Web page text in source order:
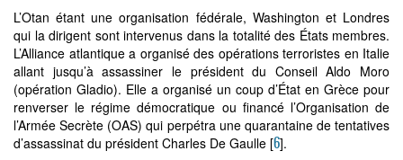
L’Otan étant une organisation fédérale, Washington et Londres
qui la dirigent sont intervenus dans la totalité des États membres.
L’Alliance atlantique a organisé des opérations terroristes en Italie
allant jusqu’à assassiner le président du Conseil Aldo Moro
(opération Gladio). Elle a organisé un coup d’État en Grèce pour
renverser le régime démocratique ou financé l’Organisation de
l’Armée Secrète (OAS) qui perpétra une quarantaine de tentatives
d’assassinat du président Charles De Gaulle [6].